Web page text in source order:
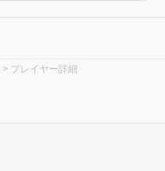
> プレイヤー詳細